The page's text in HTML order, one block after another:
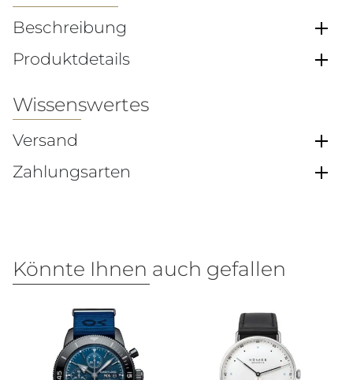
Beschreibung
Produktdetails
Wissenswertes
Versand
Zahlungsarten
Könnte Ihnen auch gefallen